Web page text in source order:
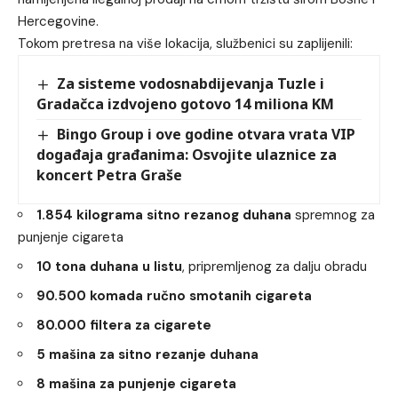
Hercegovine.
Tokom pretresa na više lokacija, službenici su zaplijenili:
Za sisteme vodosnabdijevanja Tuzle i
Gradačca izdvojeno gotovo 14 miliona KM
Bingo Group i ove godine otvara vrata VIP
događaja građanima: Osvojite ulaznice za
koncert Petra Graše
1.854 kilograma sitno rezanog duhana spremnog za
punjenje cigareta
10 tona duhana u listu, pripremljenog za dalju obradu
90.500 komada ručno smotanih cigareta
80.000 filtera za cigarete
5 mašina za sitno rezanje duhana
8 mašina za punjenje cigareta